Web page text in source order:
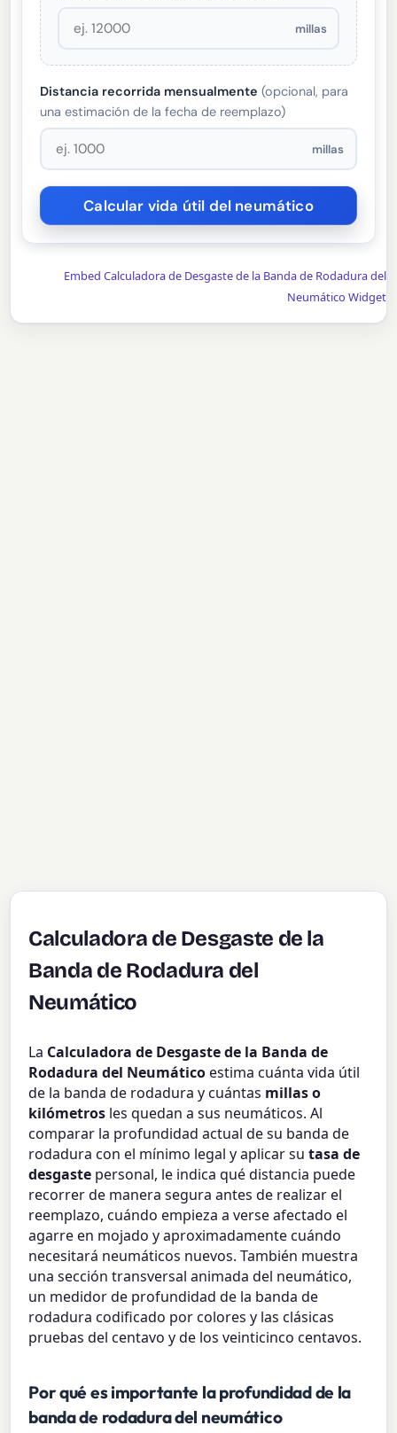
millas
Distancia recorrida mensualmente(opcional, para
una estimación de la fecha de reemplazo)
millas
Embed Calculadora de Desgaste de la Banda de Rodadura del
Neumático Widget
Calculadora de Desgaste de la
Banda de Rodadura del
Neumático
La Calculadora de Desgaste de la Banda de
Rodadura del Neumáticoestima cuánta vida útil
de la banda de rodadura y cuántas millas o
kilómetros les quedan a sus neumáticos. Al
comparar la profundidad actual de su banda de
rodadura con el mínimo legal y aplicar sutasa de
desgaste personal, le indica qué distancia puede
recorrer de manera segura antes de realizar el
reemplazo, cuándo empieza a verse afectado el
agarre en mojado y aproximadamente cuándo
necesitará neumáticos nuevos. También muestra
una sección transversal animada del neumático,
un medidor de profundidad de la banda de
rodadura codificado por colores y las clásicas
pruebas del centavo y de los veinticinco centavos.
Por qué es importante la profundidad de la
banda de rodadura del neumático